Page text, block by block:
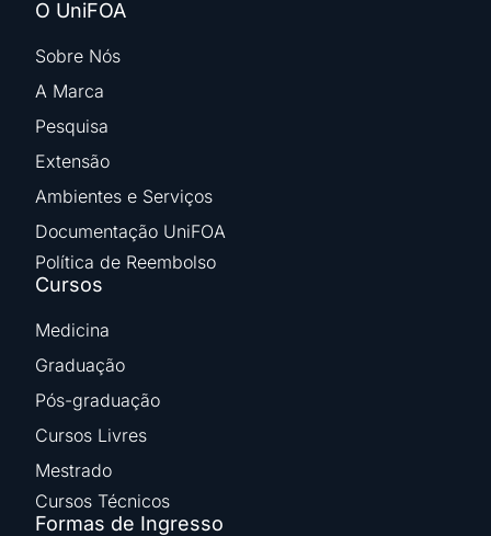
O UniFOA
Sobre Nós
A Marca
Pesquisa
Extensão
Ambientes e Serviços
Documentação UniFOA
Política de Reembolso
Cursos
Medicina
Graduação
Pós-graduação
Cursos Livres
Mestrado
Cursos Técnicos
Formas de Ingresso